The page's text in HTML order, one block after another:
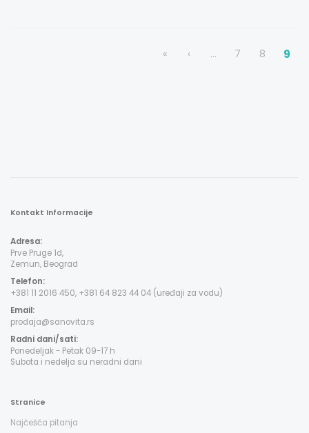
« ‹ ... 7 8 9
Kontakt Informacije
Adresa:
Prve Pruge 1d,
Zemun, Beograd
Telefon:
+381 11 2016 450, +381 64 823 44 04 (uređaji za vodu)
Email:
prodaja@sanovita.rs
Radni dani/sati:
Ponedeljak - Petak 09-17 h
Subota i nedelja su neradni dani
Stranice
Najčešća pitanja